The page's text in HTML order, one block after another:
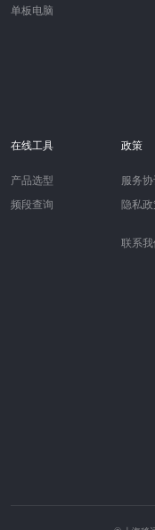
单板电脑
在线工具
产品选型
频段查询
政策
服务
隐私
联系